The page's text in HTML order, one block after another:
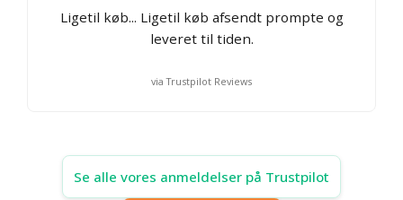
Ligetil køb... Ligetil køb afsendt prompte og
leveret til tiden.
via Trustpilot Reviews
Se alle vores anmeldelser på Trustpilot